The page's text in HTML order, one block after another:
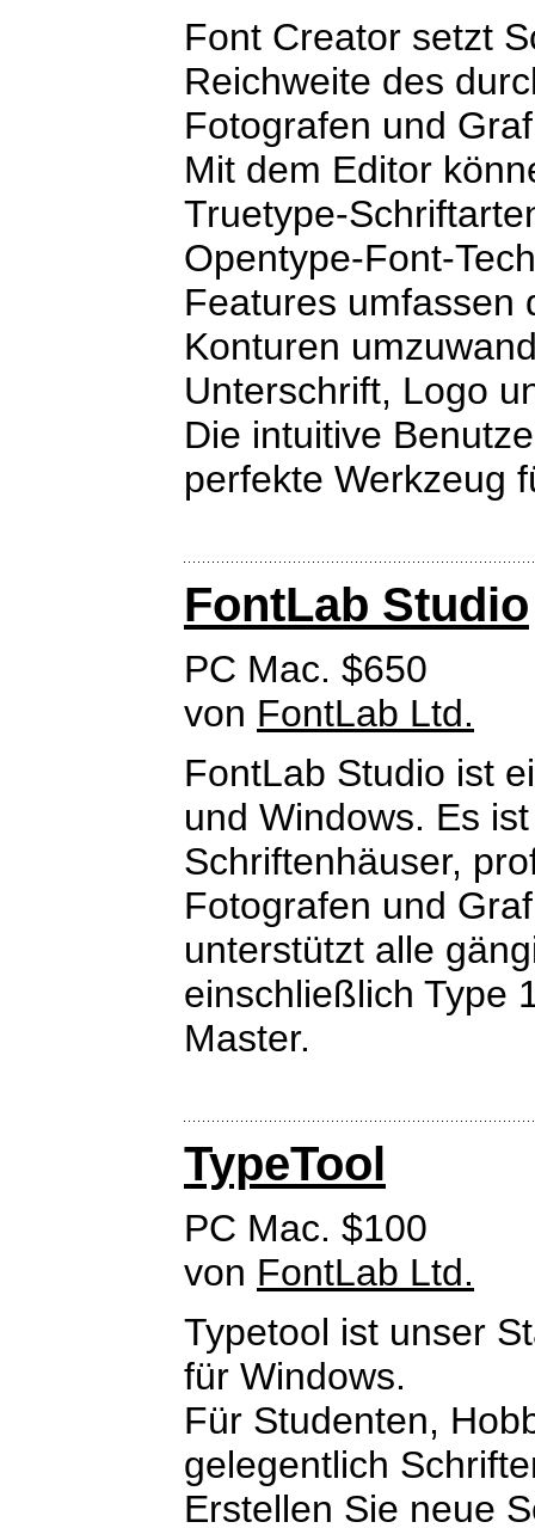
Font Creator setzt
Reichweite des
Fotografen und
Mit dem Editor
Truetype-
Opentype-Font-
Features umfassen
Konturen
Unterschrift, Logo
Die intuitive
perfekte Werkzeug
FontLab Studio
PC Mac. $650
von FontLab Ltd.
FontLab Studio ist
und Windows. Es
Schriftenhäuser,
Fotografen und
unterstützt alle
einschließlich Type
Master.
TypeTool
PC Mac. $100
von FontLab Ltd.
Typetool ist unser
für Windows.
Für Studenten,
gelegentlich
Erstellen Sie neue